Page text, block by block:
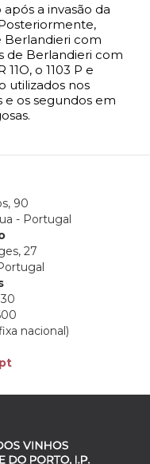
a invasão da
Berlandieri com
de Berlandieri com
o 1103 P e
utilizados nos
e os segundos em
90
- Portugal
27
nacional)